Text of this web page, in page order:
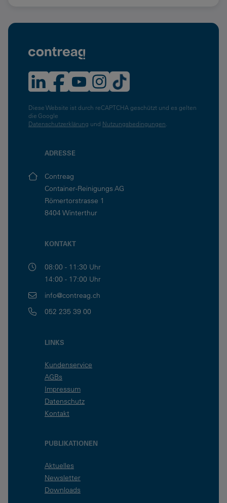
Diese Website ist durch reCAPTCHA geschützt und es gelten
die Google
Datenschutzerklärung und Nutzungsbedingungen
ADRESSE
Contreag
Container-Reinigungs AG
Römertorstrasse 1
8404 Winterthur
KONTAKT
08:00 - 11:30 Uhr
14:00 - 17:00 Uhr
info@contreag.ch
052 235 39 00
LINKS
Kundenservice
AGBs
Impressum
Datenschutz
Kontakt
PUBLIKATIONEN
Aktuelles
Newsletter
Downloads